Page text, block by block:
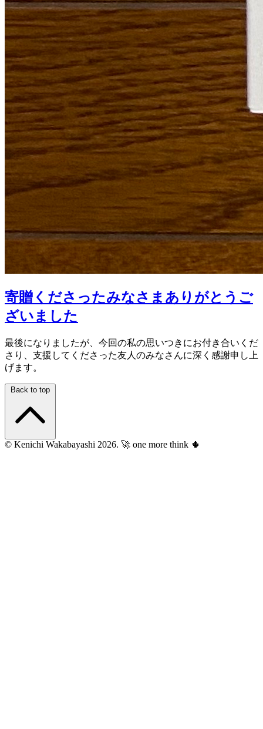
寄贈くださったみなさまありがとうご
ざいました
最後になりましたが、今回の私の思いつきにお付き合いくだ
さり、支援してくださった友人のみなさんに深く感謝申し上
げます。
Back to top
© Kenichi Wakabayashi 2026. 🚀 one more think 🌵